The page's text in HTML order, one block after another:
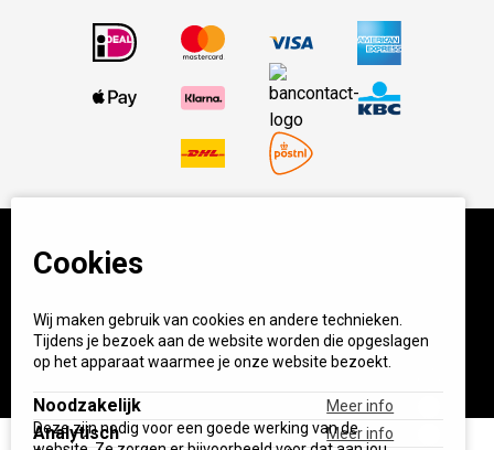
Wis alle filters
© BBQ Experience Center. Home of BBQ. Alle prijzen incl
BTW.Algemene voorwaarden
Privacy
Start your own BXC
Cookies
Wij maken gebruik van cookies en andere technieken.
Tijdens je bezoek aan de website worden die opgeslagen
op het apparaat waarmee je onze website bezoekt.
Noodzakelijk
Meer info
Deze zijn nodig voor een goede werking van de
Analytisch
Meer info